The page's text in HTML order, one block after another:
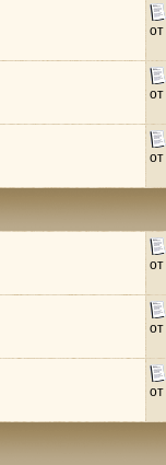
от
от
от
от
от
от